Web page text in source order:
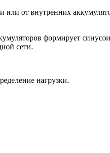
или от внутренних
формирует
сети.
нагрузки.